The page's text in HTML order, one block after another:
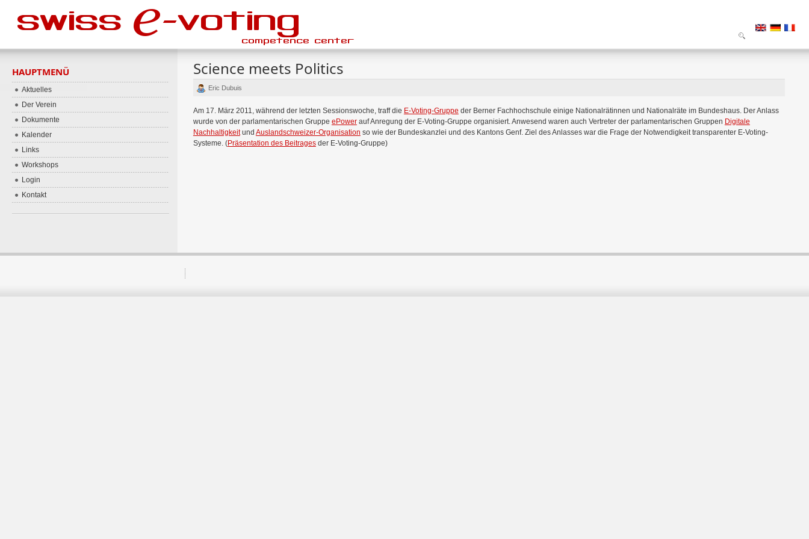
Science meets Politics
Eric Dubuis
Am 17. März 2011, während der letzten Sessionswoche, traff die E-Voting-Gruppe der Berner Fachhochschule einige Nationalrätinnen und Nationalräte im Bundeshaus. Der Anlass
wurde von der parlamentarischen Gruppe ePowerauf Anregung der E-Voting-Gruppe organisiert. Anwesend waren auch Vertreter der parlamentarischen Gruppen Digitale
Nachhaltigkeitund Auslandschweizer-Organisation so wie der Bundeskanzlei und des Kantons Genf. Ziel des Anlasses war die Frage der Notwendigkeit transparenter E-Voting-
Systeme. (Präsentation des Beitragesder E-Voting-Gruppe)
HAUPTMENÜ
Aktuelles
Der Verein
Dokumente
Kalender
Links
Workshops
Login
Kontakt